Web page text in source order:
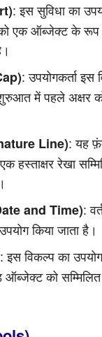
: इस सुविधा का
को एक ऑब्जेक्ट के रूप
: उपयोगकर्ता इस
में पहले अक्षर
Line): यह
हस्ताक्षर रेखा
and Time):
किया जाता है।
: इस विकल्प का
ऑब्जेक्ट को